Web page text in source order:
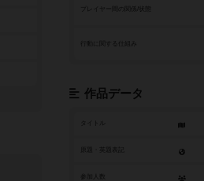
プレイヤー間の関係/状態
行動に関する仕組み
作品データ
タイトル
参加人数